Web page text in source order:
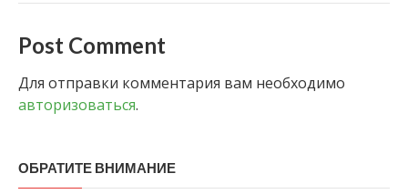
Post Comment
Для отправки комментария вам необходимо
авторизоваться.
ОБРАТИТЕ ВНИМАНИЕ